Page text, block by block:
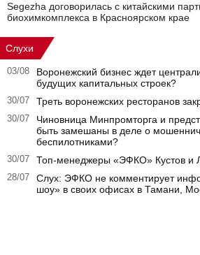
Segezha договорилась с китайскими
биохимкомплекса в Красноярском крае
Слухи
03/08
Воронежский бизнес ждет
будущих капитальных строек?
30/07 Треть воронежских ресторанов
30/07
Чиновница Минпромторга и
быть замешаны в деле о
беспилотниками?
30/07 Топ-менеджеры «ЭФКО» Кустов и
28/07
Слух: ЭФКО не комментирует
шоу» в своих офисах в Тамани,